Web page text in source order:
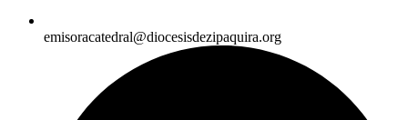
emisoracatedral@diocesisdezipaquira.org